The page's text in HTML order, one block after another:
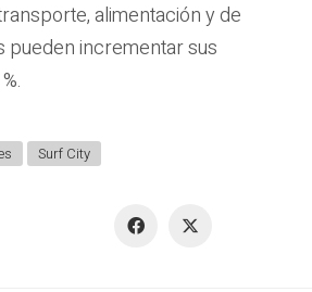
alimentación y de
pueden incrementar sus
Surf City